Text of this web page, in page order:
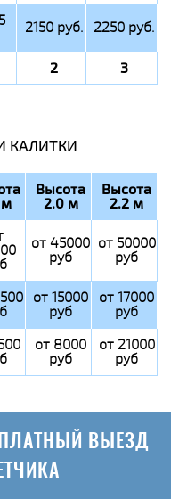
2150 руб. 2250 руб.
2 3
КАЛИТКИ
м
Высота
2.0 м
Высота
2.2 м
от 45000
руб
от 50000
руб
от 15000
руб
от 17000
руб
от 8000
руб
от 21000
руб
ВЫЕЗД